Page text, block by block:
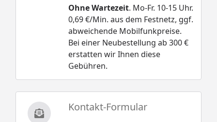
Ohne Wartezeit. Mo-Fr. 10-15 Uhr.
0,69 €/Min. aus dem Festnetz, ggf.
abweichende Mobilfunkpreise.
Bei einer Neubestellung ab 300 €
erstatten wir Ihnen diese
Gebühren.
Kontakt-Formular